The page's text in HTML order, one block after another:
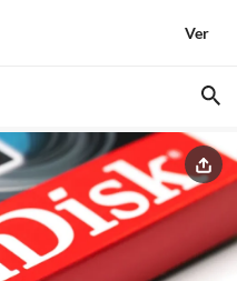
Ver